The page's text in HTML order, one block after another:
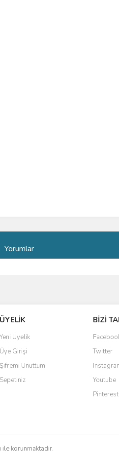
Yorumlar
ÜYELİK
Yeni Üyelik
Üye Girişi
Şifremi Unuttum
Sepetiniz
BİZİ
Twitter
Youtube
Pinterest
korunmaktadır.